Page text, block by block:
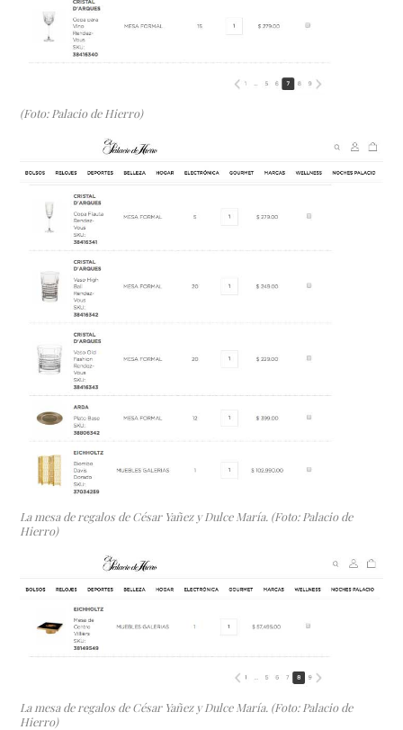
(Foto: Palacio de Hierro)
La mesa de regalos de César Yañez y Dulce María. (Foto: Palacio de
Hierro)
La mesa de regalos de César Yañez y Dulce María. (Foto: Palacio de
Hierro)